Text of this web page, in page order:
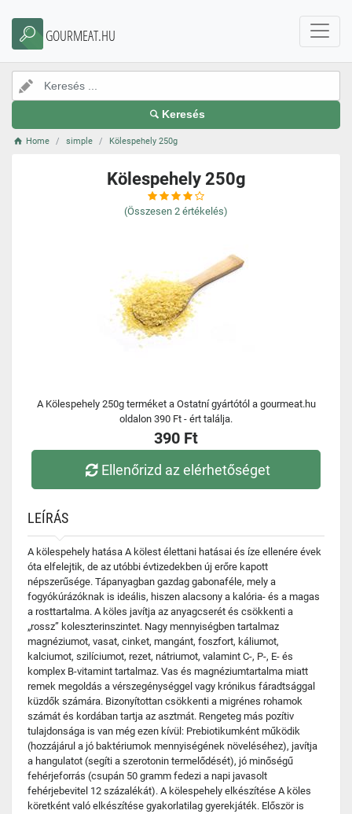
GOURMEAT.HU
Keresés
Home simple Kölespehely 250g
Kölespehely 250g
(Összesen 2 értékelés)
A Kölespehely 250g terméket a Ostatní gyártótól a gourmeat.hu
oldalon 390 Ft - ért találja.
390 Ft
Ellenőrizd az elérhetőséget
LEÍRÁS
A kölespehely hatása A kölest élettani hatásai és íze ellenére évek
óta elfelejtik, de az utóbbi évtizedekben új erőre kapott
népszerűsége. Tápanyagban gazdag gabonaféle, mely a
fogyókúrázóknak is ideális, hiszen alacsony a kalória- és a magas
a rosttartalma. A köles javítja az anyagcserét és csökkenti a
„rossz” koleszterinszintet. Nagy mennyiségben tartalmaz
magnéziumot, vasat, cinket, mangánt, foszfort, káliumot,
kalciumot, szilíciumot, rezet, nátriumot, valamint C-, P-, E- és
komplex B-vitamint tartalmaz. Vas és magnéziumtartalma miatt
remek megoldás a vérszegénységgel vagy krónikus fáradtsággal
küzdők számára. Bizonyítottan csökkenti a migrénes rohamok
számát és kordában tartja az asztmát. Rengeteg más pozítiv
tulajdonsága is van még ezen kívül: Prebiotikumként működik
(hozzájárul a jó baktériumok mennyiségének növeléséhez), javítja
a hangulatot (segíti a szerotonin termelődését), jó minőségű
fehérjeforrás (csupán 50 gramm fedezi a napi javasolt
fehérjebevitel 12 százalékát). A kölespehely elkészítése A köles
köretként való elkészítése gyakorlatilag gyerekjáték. Először is